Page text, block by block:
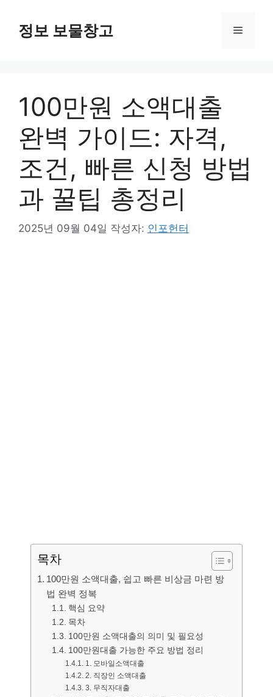
정보 보물창고 메
100만원 소액대출
완벽 가이드: 자격,
조건, 빠른 신청 방법
과 꿀팁 총정리
2025년 09월 04일 작성자: 인포헌터
목차
100만원 소액대출, 쉽고 빠른 비상금 마련 방
법 완벽 정복
핵심 요약
목차
100만원 소액대출의 의미 및 필요성
100만원대출 가능한 주요 방법 정리
1. 모바일소액대출
2. 직장인 소액대출
3. 무직자대출